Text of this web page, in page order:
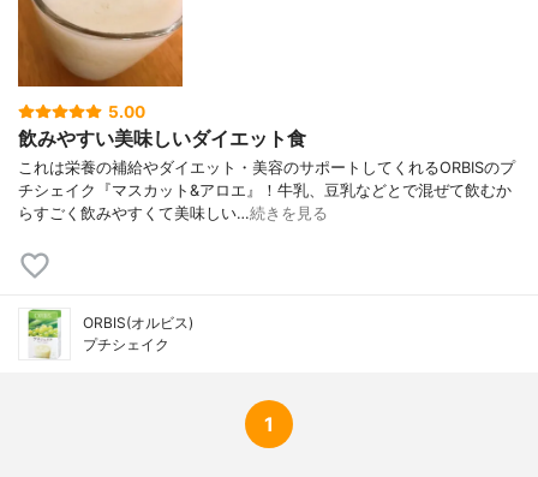
5.00
飲みやすい美味しいダイエット食
これは栄養の補給やダイエット・美容のサポートしてくれるORBISのプ
チシェイク『マスカット&アロエ』！牛乳、豆乳などとで混ぜて飲むか
らすごく飲みやすくて美味しい…続きを見る
ORBIS(オルビス)
プチシェイク
1